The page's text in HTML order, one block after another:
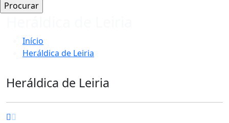
Início
Heráldica de Leiria
Heráldica de Leiria